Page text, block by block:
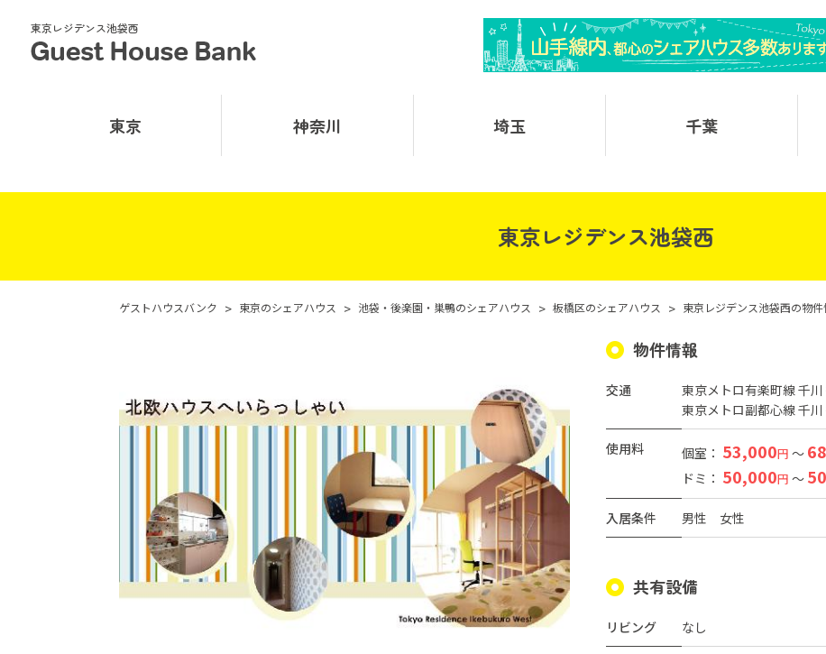
東京レジデンス池袋西
東京 神奈川 埼玉 千葉
東京レジデンス池袋西
ゲストハウスバンク > 東京のシェアハウス > 池袋・後楽園・巣鴨のシェアハウス > 板橋区のシェアハウス > 東京レジデンス池袋西の物
物件情報
交通
東京メトロ有楽町線 千
東京メトロ副都心線 千
使用料 個室： 53,000円 ～
ドミ： 50,000円 ～
入居条件 男性 女性
共有設備
リビング なし